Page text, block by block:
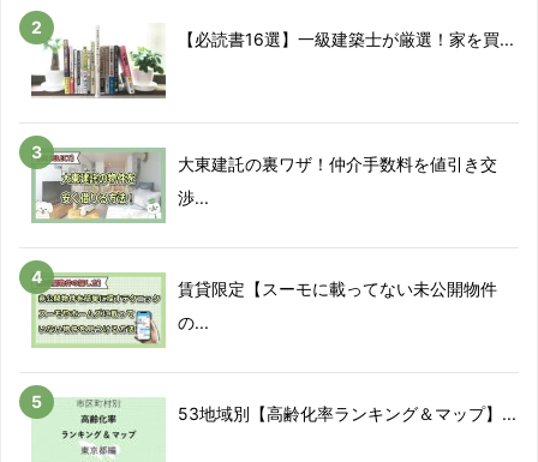
【必読書16選】一級建築士が厳選！家を買...
大東建託の裏ワザ！仲介手数料を値引き交
渉...
賃貸限定【スーモに載ってない未公開物件
の...
53地域別【高齢化率ランキング＆マップ】...